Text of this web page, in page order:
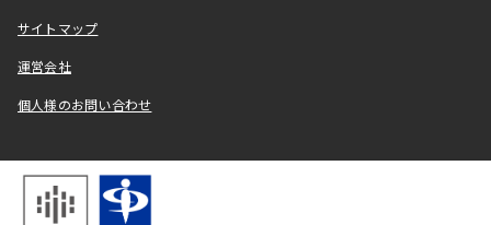
サイトマップ
運営会社
個人様のお問い合わせ